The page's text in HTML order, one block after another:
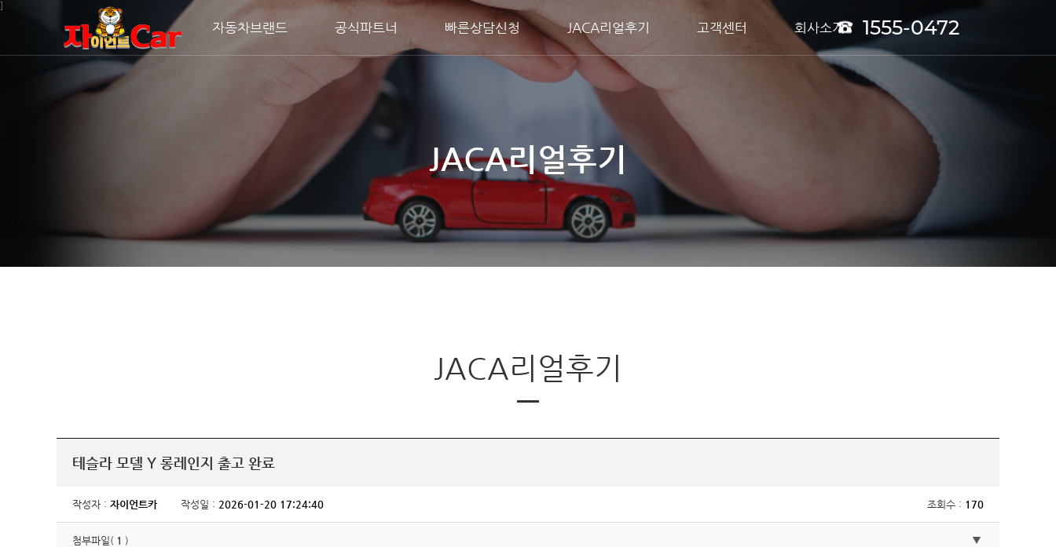
주메뉴 바로가기
컨텐츠 바로가기
자동차브랜드 공식파트너 빠른상담신청 JACA리얼후기 고객센터 회사소개 1555-0472
]
JACA리얼후기
JACA리얼후기
테슬라 모델 Y 롱레인지 출고 완료
작성자 : 자이언트카 작성일 : 2026-01-20 17:24:40 조회수 : 170
첨부파일( 1 )